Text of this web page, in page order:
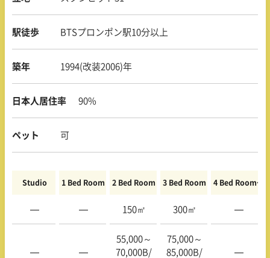
駅徒歩 BTSプロンポン駅10分以上
築年 1994(改装2006)年
日本人居住率 90%
ペット 可
Studio 1 Bed Room 2 Bed Room 3 Bed Room 4 Bed Room〜
— — 150㎡ 300㎡ —
— —
55,000～
70,000B/
75,000～
85,000B/
—